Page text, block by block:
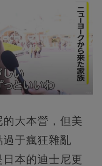
的大本營，但美
過于瘋狂雜亂
本的迪士尼更